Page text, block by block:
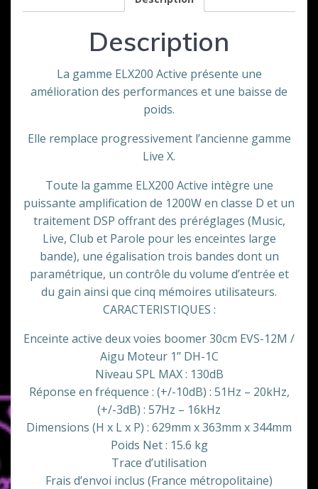
Description
La gamme ELX200 Active présente une
amélioration des performances et une baisse de
poids.
Elle remplace progressivement l’ancienne gamme
Live X.
Toute la gamme ELX200 Active intègre une
puissante amplification de 1200W en classe D et un
traitement DSP offrant des préréglages (Music,
Live, Club et Parole pour les enceintes large
bande), une égalisation trois bandes dont un
paramétrique, un contrôle du volume d’entrée et
du gain ainsi que cinq mémoires utilisateurs.
CARACTERISTIQUES :
Enceinte active deux voies boomer 30cm EVS-12M /
Aigu Moteur 1’’ DH-1C
Niveau SPL MAX : 130dB
Réponse en fréquence : (+/-10dB) : 51Hz – 20kHz,
(+/-3dB) : 57Hz – 16kHz
Dimensions (H x L x P) : 629mm x 363mm x 344mm
Poids Net : 15.6 kg
Trace d’utilisation
Frais d’envoi inclus (France métropolitaine)